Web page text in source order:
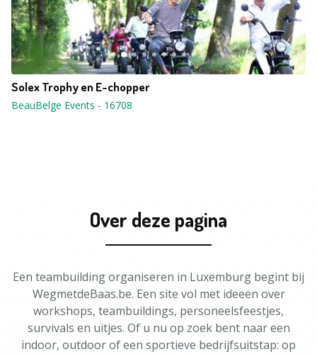
Solex Trophy en E-chopper
BeauBelge Events - 16708
Over deze pagina
Een teambuilding organiseren in Luxemburg begint bij
WegmetdeBaas.be. Een site vol met ideeën over
workshops, teambuildings, personeelsfeestjes,
survivals en uitjes. Of u nu op zoek bent naar een
indoor, outdoor of een sportieve bedrijfsuitstap: op